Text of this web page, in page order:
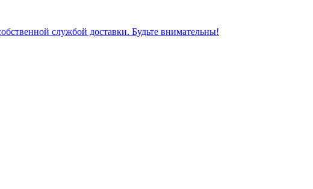
службой доставки. Будьте внимательны!